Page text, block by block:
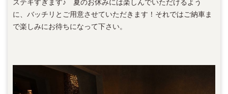
ステキすぎます♪ 夏のお休みには楽しんでいただけるよう
に、バッチリとご用意させていただきます！それではご納車ま
で楽しみにお待ちになって下さい。